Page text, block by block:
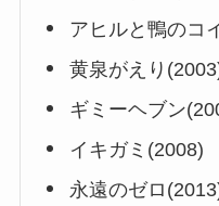
アヒルと鴨のコ
黄泉がえり
ギミーヘブン
イキガミ(2008)
永遠のゼロ